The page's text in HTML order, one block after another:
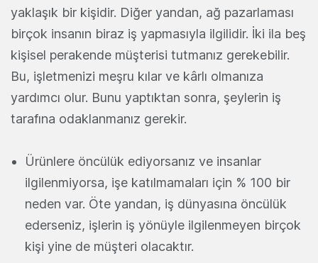
yaklaşık bir kişidir. Diğer yandan, ağ pazarlaması
birçok insanın biraz iş yapmasıyla ilgilidir. İki ila beş
kişisel perakende müşterisi tutmanız gerekebilir.
Bu, işletmenizi meşru kılar ve kârlı olmanıza
yardımcı olur. Bunu yaptıktan sonra, şeylerin iş
tarafına odaklanmanız gerekir.
Ürünlere öncülük ediyorsanız ve insanlar
ilgilenmiyorsa, işe katılmamaları için % 100 bir
neden var. Öte yandan, iş dünyasına öncülük
ederseniz, işlerin iş yönüyle ilgilenmeyen birçok
kişi yine de müşteri olacaktır.